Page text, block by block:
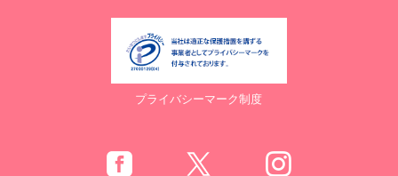
プライバシーマーク制度